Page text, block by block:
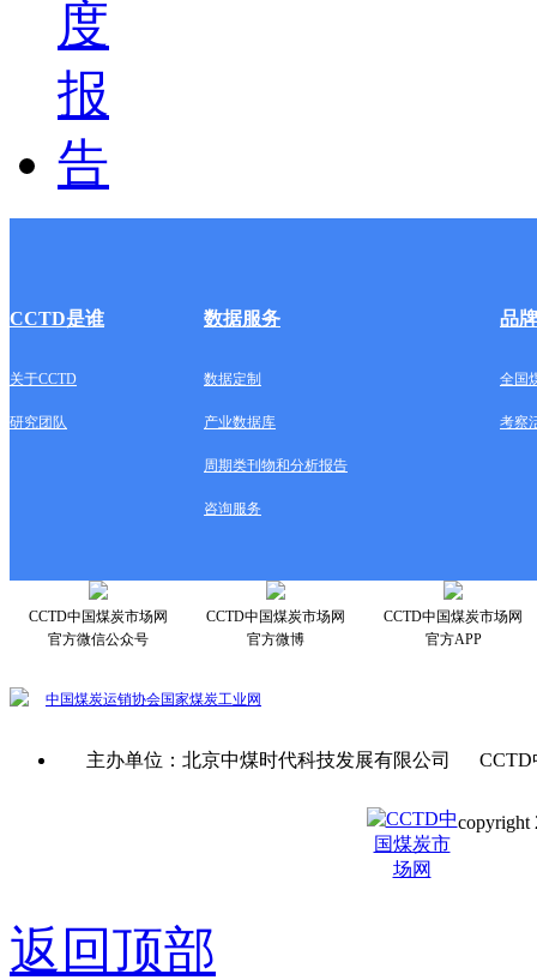
CCTD是谁 数据服务 品
关于CCTD 数据定制 全国
研究团队 产业数据库 考察
周期类刊物和分析报告
咨询服务
CCTD中国煤炭市场网
官方微信公众号
CCTD中国煤炭市场网
官方微博
CCTD中国煤炭市场网
官方APP
中国煤炭运销协会国家煤炭工业网
主办单位：北京中煤时代科技发展有限公司
copyright
返回顶部